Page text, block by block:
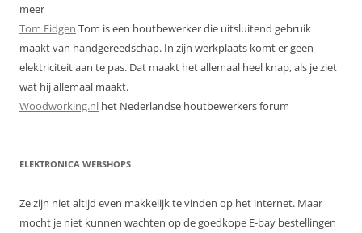
meer
Tom Fidgen Tom is een houtbewerker die uitsluitend gebruik
maakt van handgereedschap. In zijn werkplaats komt er geen
elektriciteit aan te pas. Dat maakt het allemaal heel knap, als je ziet
wat hij allemaal maakt.
Woodworking.nl het Nederlandse houtbewerkers forum
ELEKTRONICA WEBSHOPS
Ze zijn niet altijd even makkelijk te vinden op het internet. Maar
mocht je niet kunnen wachten op de goedkope E-bay bestellingen